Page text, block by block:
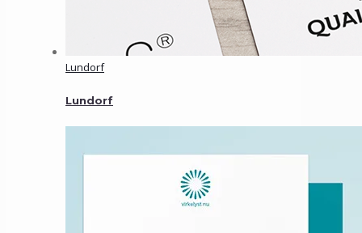
Lundorf
Lundorf